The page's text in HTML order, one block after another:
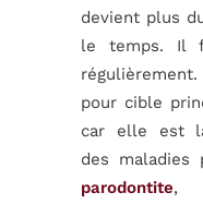
devient plus
le temps. Il
pour cible
car elle est
des maladies
parodontite,